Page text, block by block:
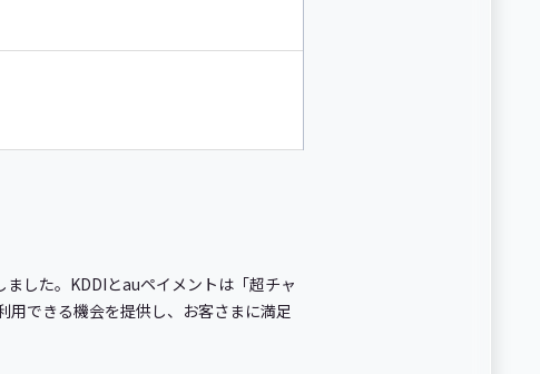
した。KDDIとauペイメントは「超チャ
用できる機会を提供し、お客さまに満足